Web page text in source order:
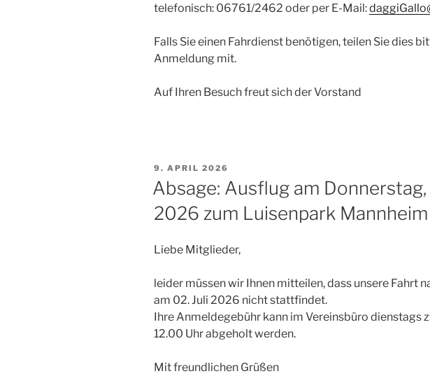
telefonisch: 06761/2462 oder per E-Mail:
Falls Sie einen Fahrdienst benötigen,teilen Sie dies
Anmeldung mit.
Auf Ihren Besuch freut sich der Vorstand
VERÖFFENTLICHT
9. APRIL 2026
Absage: Ausflug am Donnerstag,
2026 zum Luisenpark Mannheim
Liebe Mitglieder,
leider müssen wir Ihnen mitteilen, dass unsere Fahrt
am 02. Juli 2026 nicht stattfindet.
Ihre Anmeldegebühr kann im Vereinsbüro dienstags
12.00 Uhr abgeholt werden.
Mit freundlichen Grüßen